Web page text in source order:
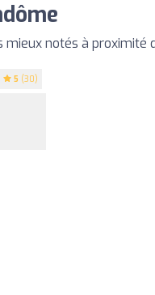
notés à proximité
5 (30)